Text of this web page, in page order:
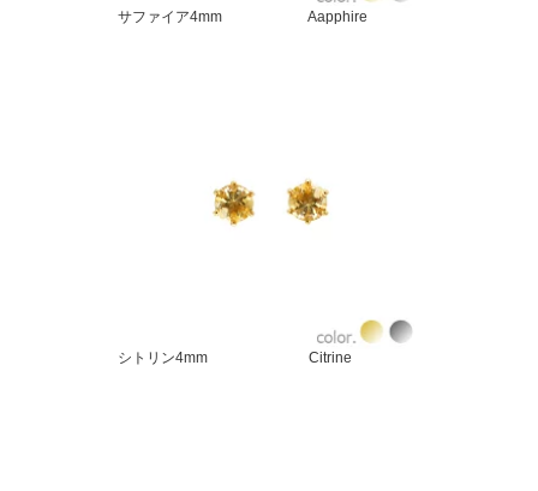
サファイア4mm Aapphire
シトリン4mm Citrine